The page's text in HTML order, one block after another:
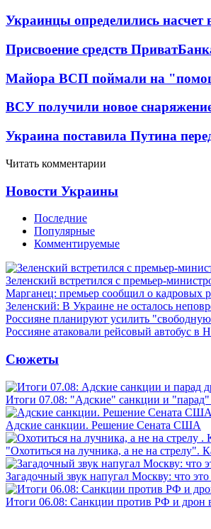
Украинцы определились насчет
Присвоение средств
Майора ВСП поймали на
ВСУ получили новое
Украина поставила Путина
Читать комментарии
Новости Украины
Последние
Популярные
Комментируемые
Зеленский встретился с премьер-
Марганец: премьер сообщил о кадровых
Зеленский: В Украине не осталось
Россияне планируют усилить
Россияне атаковали рейсовый автобус в
Сюжеты
Итоги 07.08: "Адские" санкции и "парад"
Адские санкции. Решение Сената США
"Охотиться на лучника, а не на стрелу".
Загадочный звук напугал Москву: что
Итоги 06.08: Санкции против РФ и дрон